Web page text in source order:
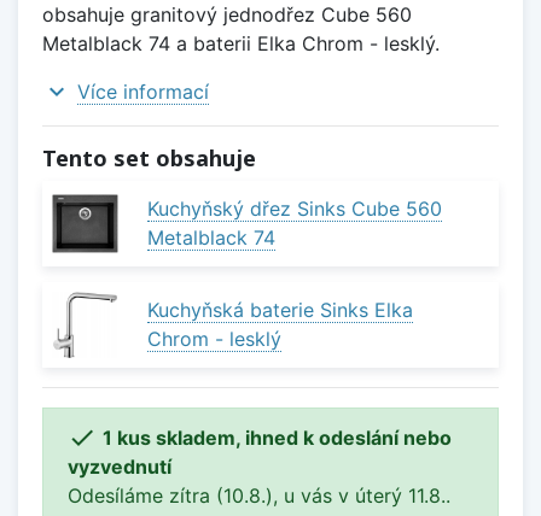
obsahuje granitový jednodřez Cube 560
Metalblack 74 a baterii Elka Chrom - lesklý.
expand_more Více informací
Tento set obsahuje
Kuchyňský dřez Sinks Cube 560
Metalblack 74
Kuchyňská baterie Sinks Elka
Chrom - lesklý
 1 kus skladem, ihned k odeslání nebo
vyzvednutí
Odesíláme zítra (10.8.), u vás v úterý 11.8..